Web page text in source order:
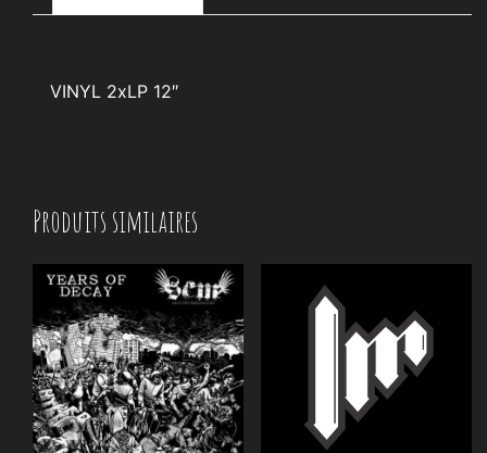
VINYL 2xLP 12″
Produits similaires